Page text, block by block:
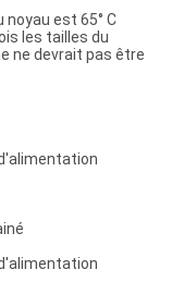
est 65° C
les tailles du
ne devrait pas être